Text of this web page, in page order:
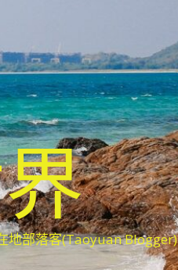
地部落客(Taoyuan Blogger)